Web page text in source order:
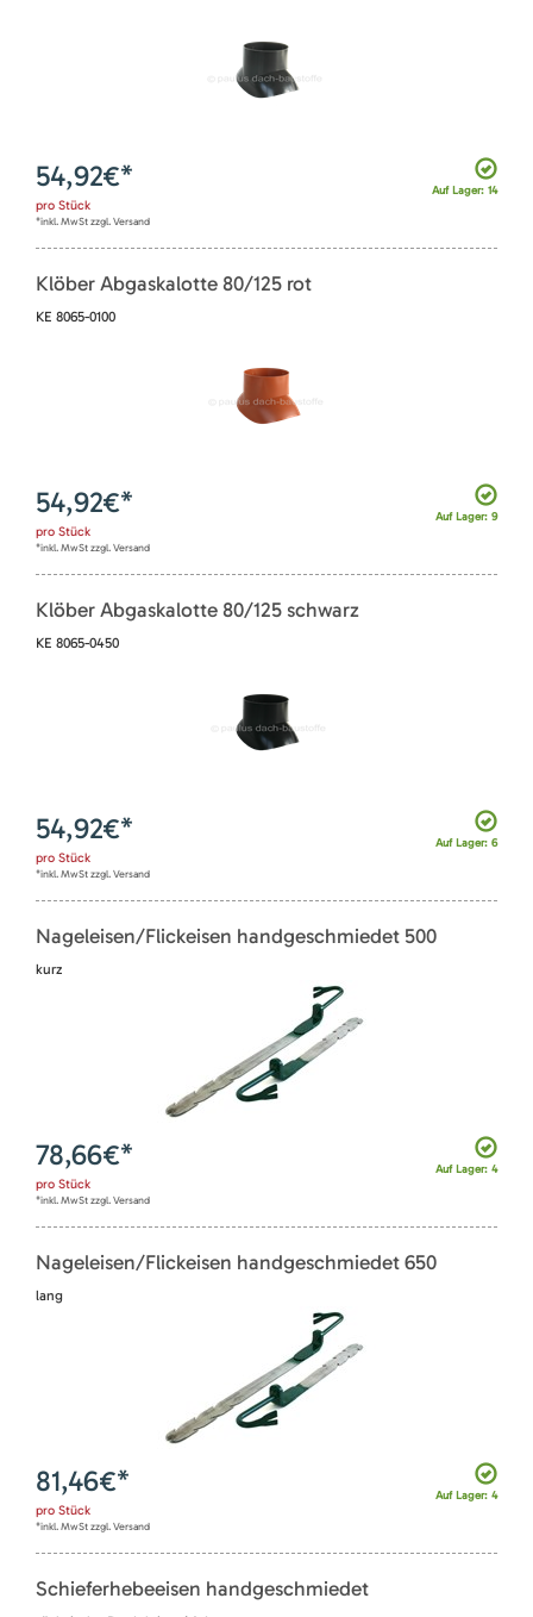
Auf Lager: 14
54,92€*
pro Stück
*inkl. MwSt zzgl. Versand
Klöber Abgaskalotte 80/125 rot
KE 8065-0100
Auf Lager: 9
54,92€*
pro Stück
*inkl. MwSt zzgl. Versand
Klöber Abgaskalotte 80/125 schwarz
KE 8065-0450
Auf Lager: 6
54,92€*
pro Stück
*inkl. MwSt zzgl. Versand
Nageleisen/Flickeisen handgeschmiedet 500
kurz
Auf Lager: 4
78,66€*
pro Stück
*inkl. MwSt zzgl. Versand
Nageleisen/Flickeisen handgeschmiedet 650
lang
Auf Lager: 4
81,46€*
pro Stück
*inkl. MwSt zzgl. Versand
Schieferhebeeisen handgeschmiedet